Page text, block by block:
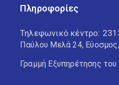
Πληροφορίες
Τηλεφωνικό κέντρο:
Παύλου Μελά 24,
Γραμμή Εξυπηρέτησης